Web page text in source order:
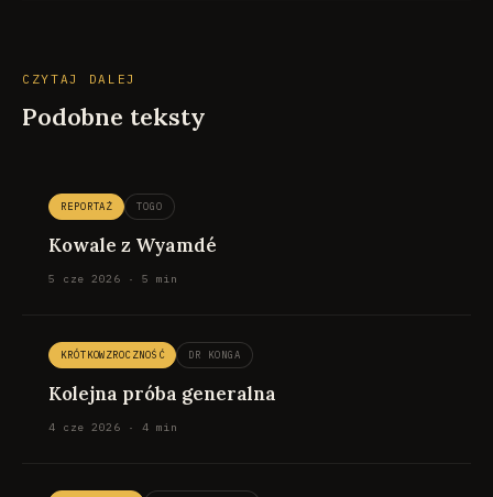
CZYTAJ DALEJ
Podobne teksty
REPORTAŻ TOGO
Kowale z Wyamdé
5 cze 2026 · 5 min
KRÓTKOWZROCZNOŚĆ DR KONGA
Kolejna próba generalna
4 cze 2026 · 4 min